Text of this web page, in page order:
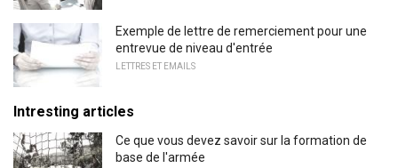
Exemple de lettre de remerciement pour une
entrevue de niveau d'entrée
LETTRES ET EMAILS
Intresting articles
Ce que vous devez savoir sur la formation de
base de l'armée